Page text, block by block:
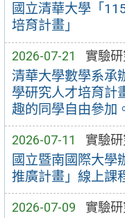
國立清華大學「
培育計畫」
2026-07-21 實驗研
清華大學數學系承
學研究人才培育計
趣的同學自由參加
2026-07-11 實驗研
國立暨南國際大學
推廣計畫」線上課
2026-07-09 實驗研